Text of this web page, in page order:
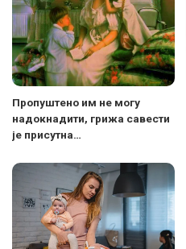
Пропуштено им не могу
надокнадити, грижа савести
је присутна…